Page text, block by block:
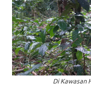
Di Kawasan